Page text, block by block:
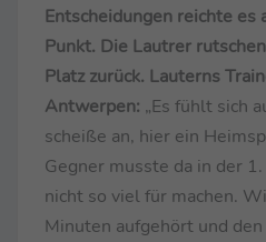
Entscheidungen reichte es
Punkt. Die Lautrer
Platz zurück. Lauterns
Antwerpen: „Es fühlt sich
scheiße an, hier ein
Gegner musste da in der
nicht so viel für machen.
Minuten aufgehört und